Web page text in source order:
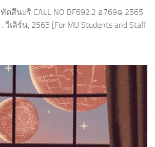
ตสึนะริ CALL NO BF692.2 อ769ฉ 2565
วีเลิร์น, 2565 [For MU Students and Staff